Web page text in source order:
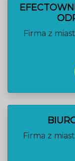
Firma z
Firma z